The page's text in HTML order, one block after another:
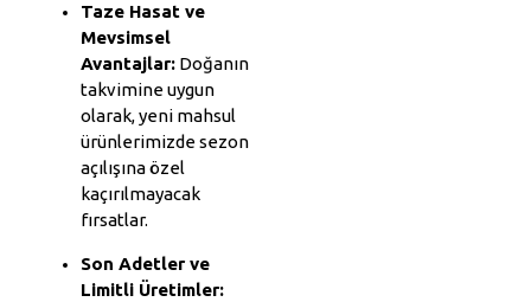
Taze Hasat ve
Mevsimsel
Avantajlar: Doğanın
takvimine uygun
olarak, yeni mahsul
ürünlerimizde sezon
açılışına özel
kaçırılmayacak
fırsatlar.
Son Adetler ve
Limitli Üretimler: